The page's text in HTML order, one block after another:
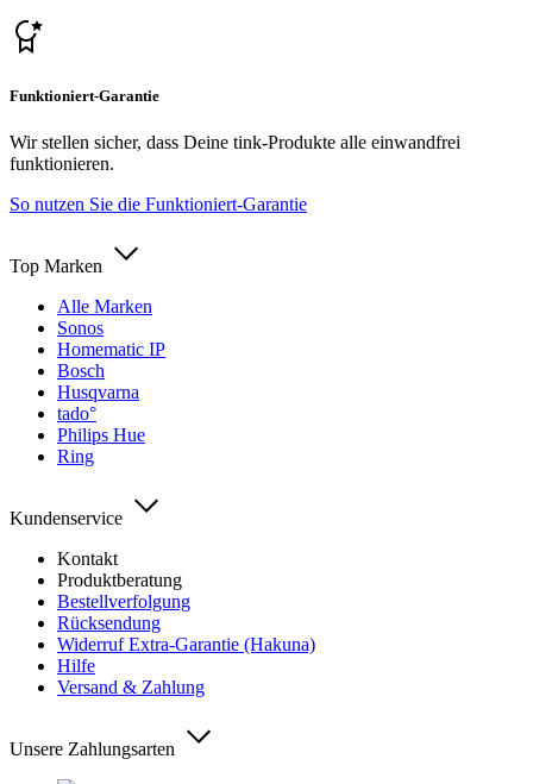
Funktioniert-Garantie
Wir stellen sicher, dass Deine tink-Produkte alle einwandfrei
funktionieren.
So nutzen Sie die Funktioniert-Garantie
Top Marken
Alle Marken
Sonos
Homematic IP
Bosch
Husqvarna
tado°
Philips Hue
Ring
Kundenservice
Kontakt
Produktberatung
Bestellverfolgung
Rücksendung
Widerruf Extra-Garantie (Hakuna)
Hilfe
Versand & Zahlung
Unsere Zahlungsarten